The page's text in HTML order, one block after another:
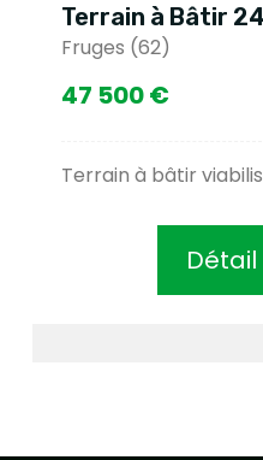
Terrain à Bâtir
Fruges (62)
47 500 €
Terrain à bâtir